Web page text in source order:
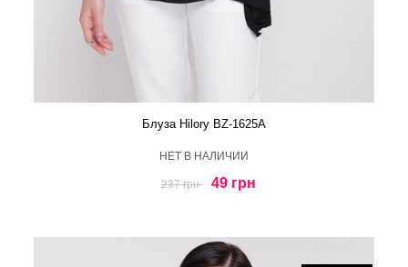
Блуза Hilory BZ-1625A
HЕТ В НАЛИЧИИ
237 грн 49 грн